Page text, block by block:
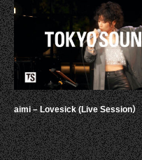
aimi – Lovesick (Live Session）